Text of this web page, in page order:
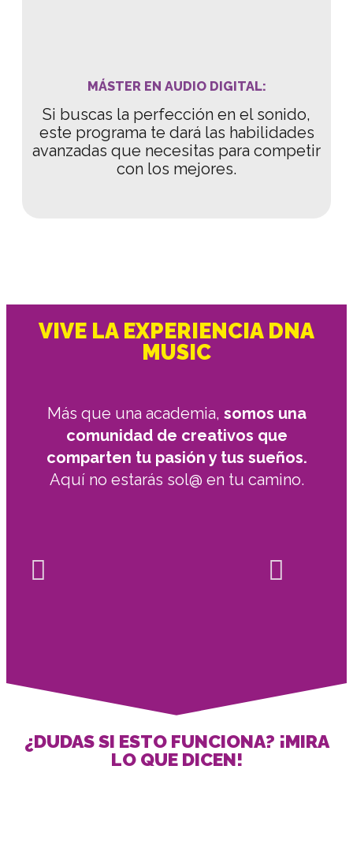
MÁSTER EN AUDIO DIGITAL:
Si buscas la perfección en el sonido,
este programa te dará las habilidades
avanzadas que necesitas para competir
con los mejores.
VIVE LA EXPERIENCIA DNA
MUSIC
Más que una academia, somos una
comunidad de creativos que
comparten tu pasión y tus sueños.
Aquí no estarás sol@ en tu camino.
¿DUDAS SI ESTO FUNCIONA? ¡MIRA
LO QUE DICEN!